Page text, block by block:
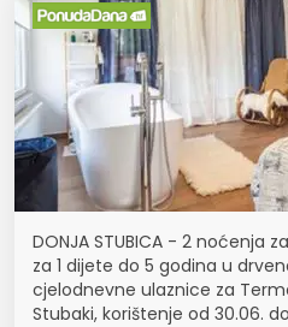
DONJA STUBICA - 2 noćenja
za 1 dijete do 5 godina u
cjelodnevne ulaznice za
Stubaki, korištenje od 30.06. do